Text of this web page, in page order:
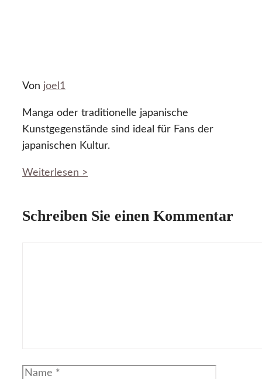
Von joel1
Manga oder traditionelle japanische
Kunstgegenstände sind ideal für Fans der
japanischen Kultur.
Weiterlesen >
Schreiben Sie einen Kommentar
Name